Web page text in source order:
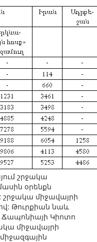
շրջակա
օրենքն
շրջակա միջավայրի
Թուրքիան նաև
Ճապոնիայի Կիոտո
միջավայրի